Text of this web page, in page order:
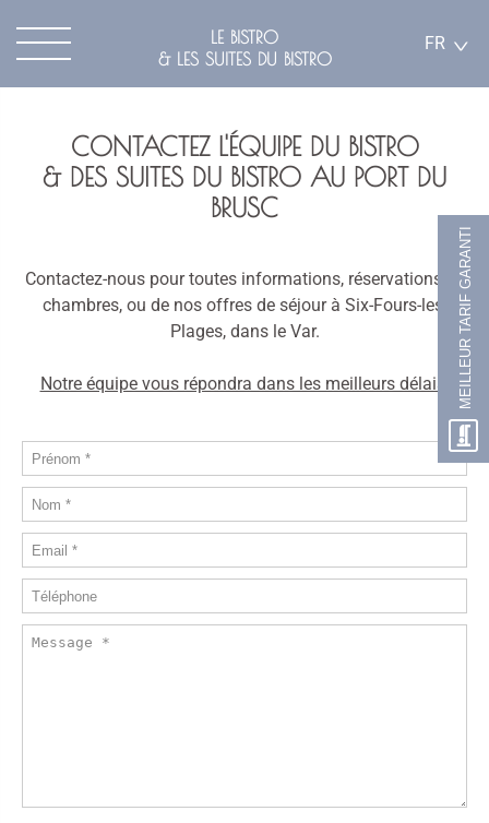
FR
LE BISTRO
& LES SUITES DU BISTRO
CONTACTEZ L'ÉQUIPE DU BISTRO
& DES SUITES DU BISTRO AU PORT DU
BRUSC
Contactez-nous pour toutes informations, réservations de
chambres, ou de nos offres de séjour à Six-Fours-les-
Plages, dans le Var.
Notre équipe vous répondra dans les meilleurs délais. MEILLEUR TARIF GARANTI